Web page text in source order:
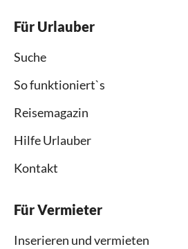
Für Urlauber
Suche
So funktioniert`s
Reisemagazin
Hilfe Urlauber
Kontakt
Für Vermieter
Inserieren und vermieten